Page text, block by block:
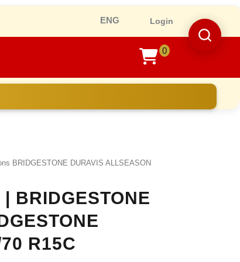
Login
shopping
cart
0
BRIDGESTONE DURAVIS ALLSEASON
BRIDGESTONE
R15C